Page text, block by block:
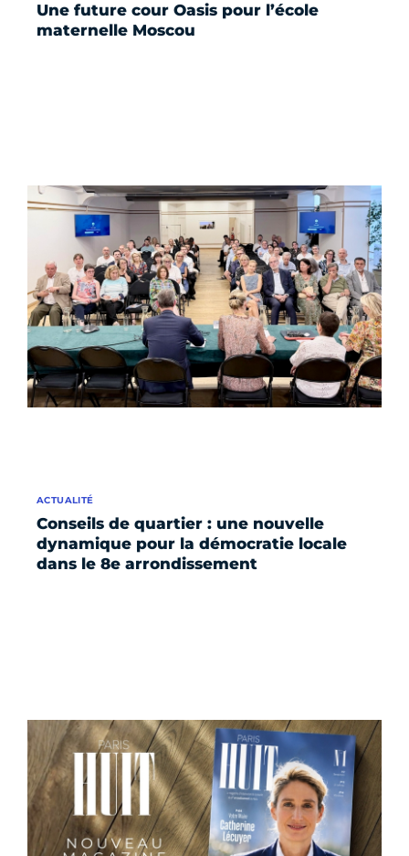
Une future cour Oasis pour l’école
maternelle Moscou
Conseils de quartier : une nouvelle
dynamique pour la démocratie locale
dans le 8e arrondissement
ACTUALITÉ